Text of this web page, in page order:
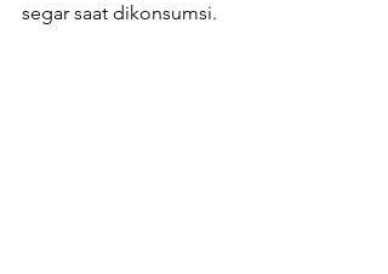
segar saat dikonsumsi.